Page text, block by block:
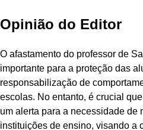
Opinião do Editor
O afastamento do professor de
importante para a proteção das
responsabilização de
escolas. No entanto, é crucial
um alerta para a necessidade de
instituições de ensino, visando a